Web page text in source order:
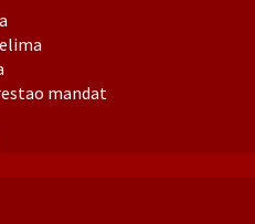
mandat